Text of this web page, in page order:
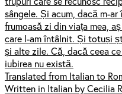
sângele. Și acum, dacă m-
frumoasă zi din viața mea,
care l-am întâlnit. Și totuși
și alte zile. Că, dacă ceea
iubirea nu există.
Translated from Italian to
Written in Italian by Cecilia